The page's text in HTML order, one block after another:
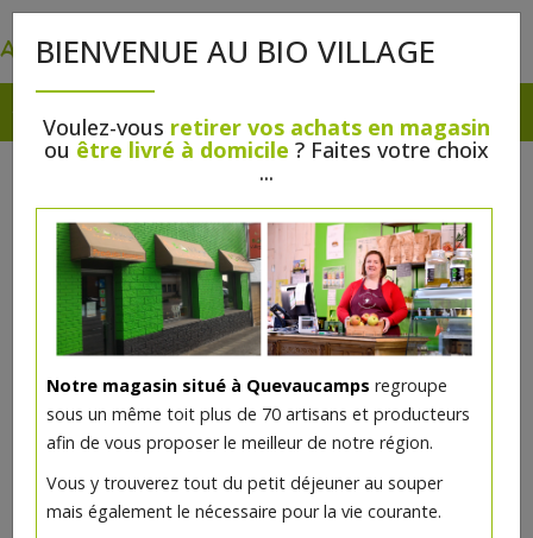
BIENVENUE AU BIO VILLAGE
Voulez-vous retirer vos achats en magasin
ou être livré à domicile ? Faites votre choix
...
Notre magasin situé à Quevaucamps regroupe
sous un même toit plus de 70 artisans et producteurs
afin de vous proposer le meilleur de notre région.
Vous y trouverez tout du petit déjeuner au souper
mais également le nécessaire pour la vie courante.
Moussaka (800g)
11€/pc